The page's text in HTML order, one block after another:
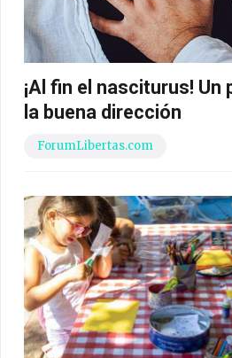
¡Al fin el nasciturus! Un
la buena dirección
ForumLibertas.com